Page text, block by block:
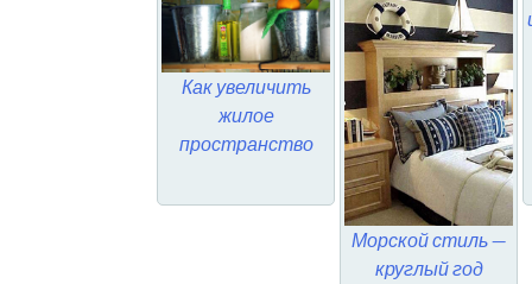
Как увеличить
жилое
пространство
Морской стиль —
круглый год